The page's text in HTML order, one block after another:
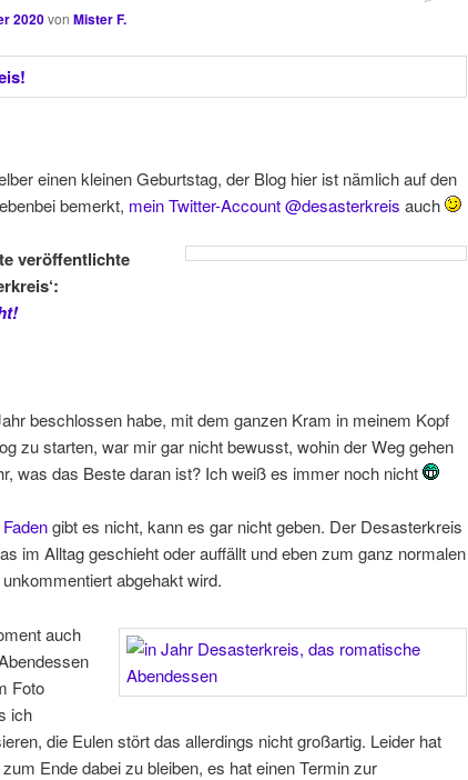
2020von Mister F.
einen kleinen Geburtstag, der Blog hier ist nämlich auf den
bemerkt, mein Twitter-Account @desasterkreis auch
veröffentlichte
beschlossen habe, mit dem ganzen Kram in meinem Kopf
zu starten, war mir gar nicht bewusst, wohin der Weg gehen
was das Beste daran ist? Ich weiß es immer noch nicht
gibt es nicht, kann es gar nicht geben. Der Desasterkreis
im Alltag geschieht oder auffällt und eben zum ganz normalen
abgehakt wird.
auch
Foto
ich
die Eulen stört das allerdings nicht großartig. Leider hat
Ende dabei zu bleiben, es hat einen Termin zur